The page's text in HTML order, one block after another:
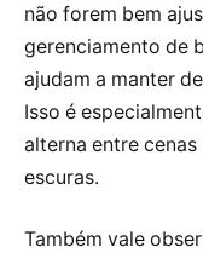
não forem bem
gerenciamento de
ajudam a manter
Isso é
alterna entre cenas
escuras.
Também vale